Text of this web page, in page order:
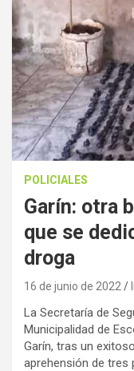
POLICIALES
Garín: otra
que se
droga
16 de junio de 2022
La Secretaría de
Municipalidad de
Garín, tras un
aprehensión de tres